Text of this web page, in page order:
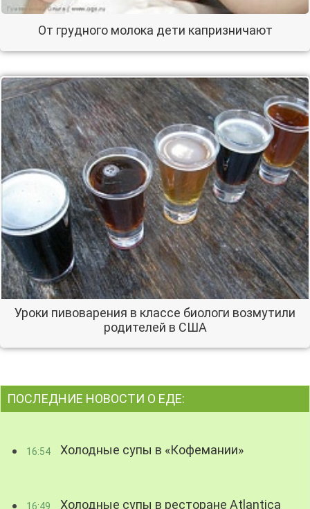
От грудного молока дети капризничают
Уроки пивоварения в классе биологи возмутили
родителей в США
ПОСЛЕДНИЕ НОВОСТИ О ЕДЕ:
16:54 Холодные супы в «Кофемании»
16:49 Холодные супы в ресторане Atlantica